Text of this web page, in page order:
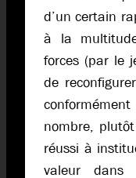
d’un certain
à la
forces (par le
de
nombre,
réussi à
valeur dans